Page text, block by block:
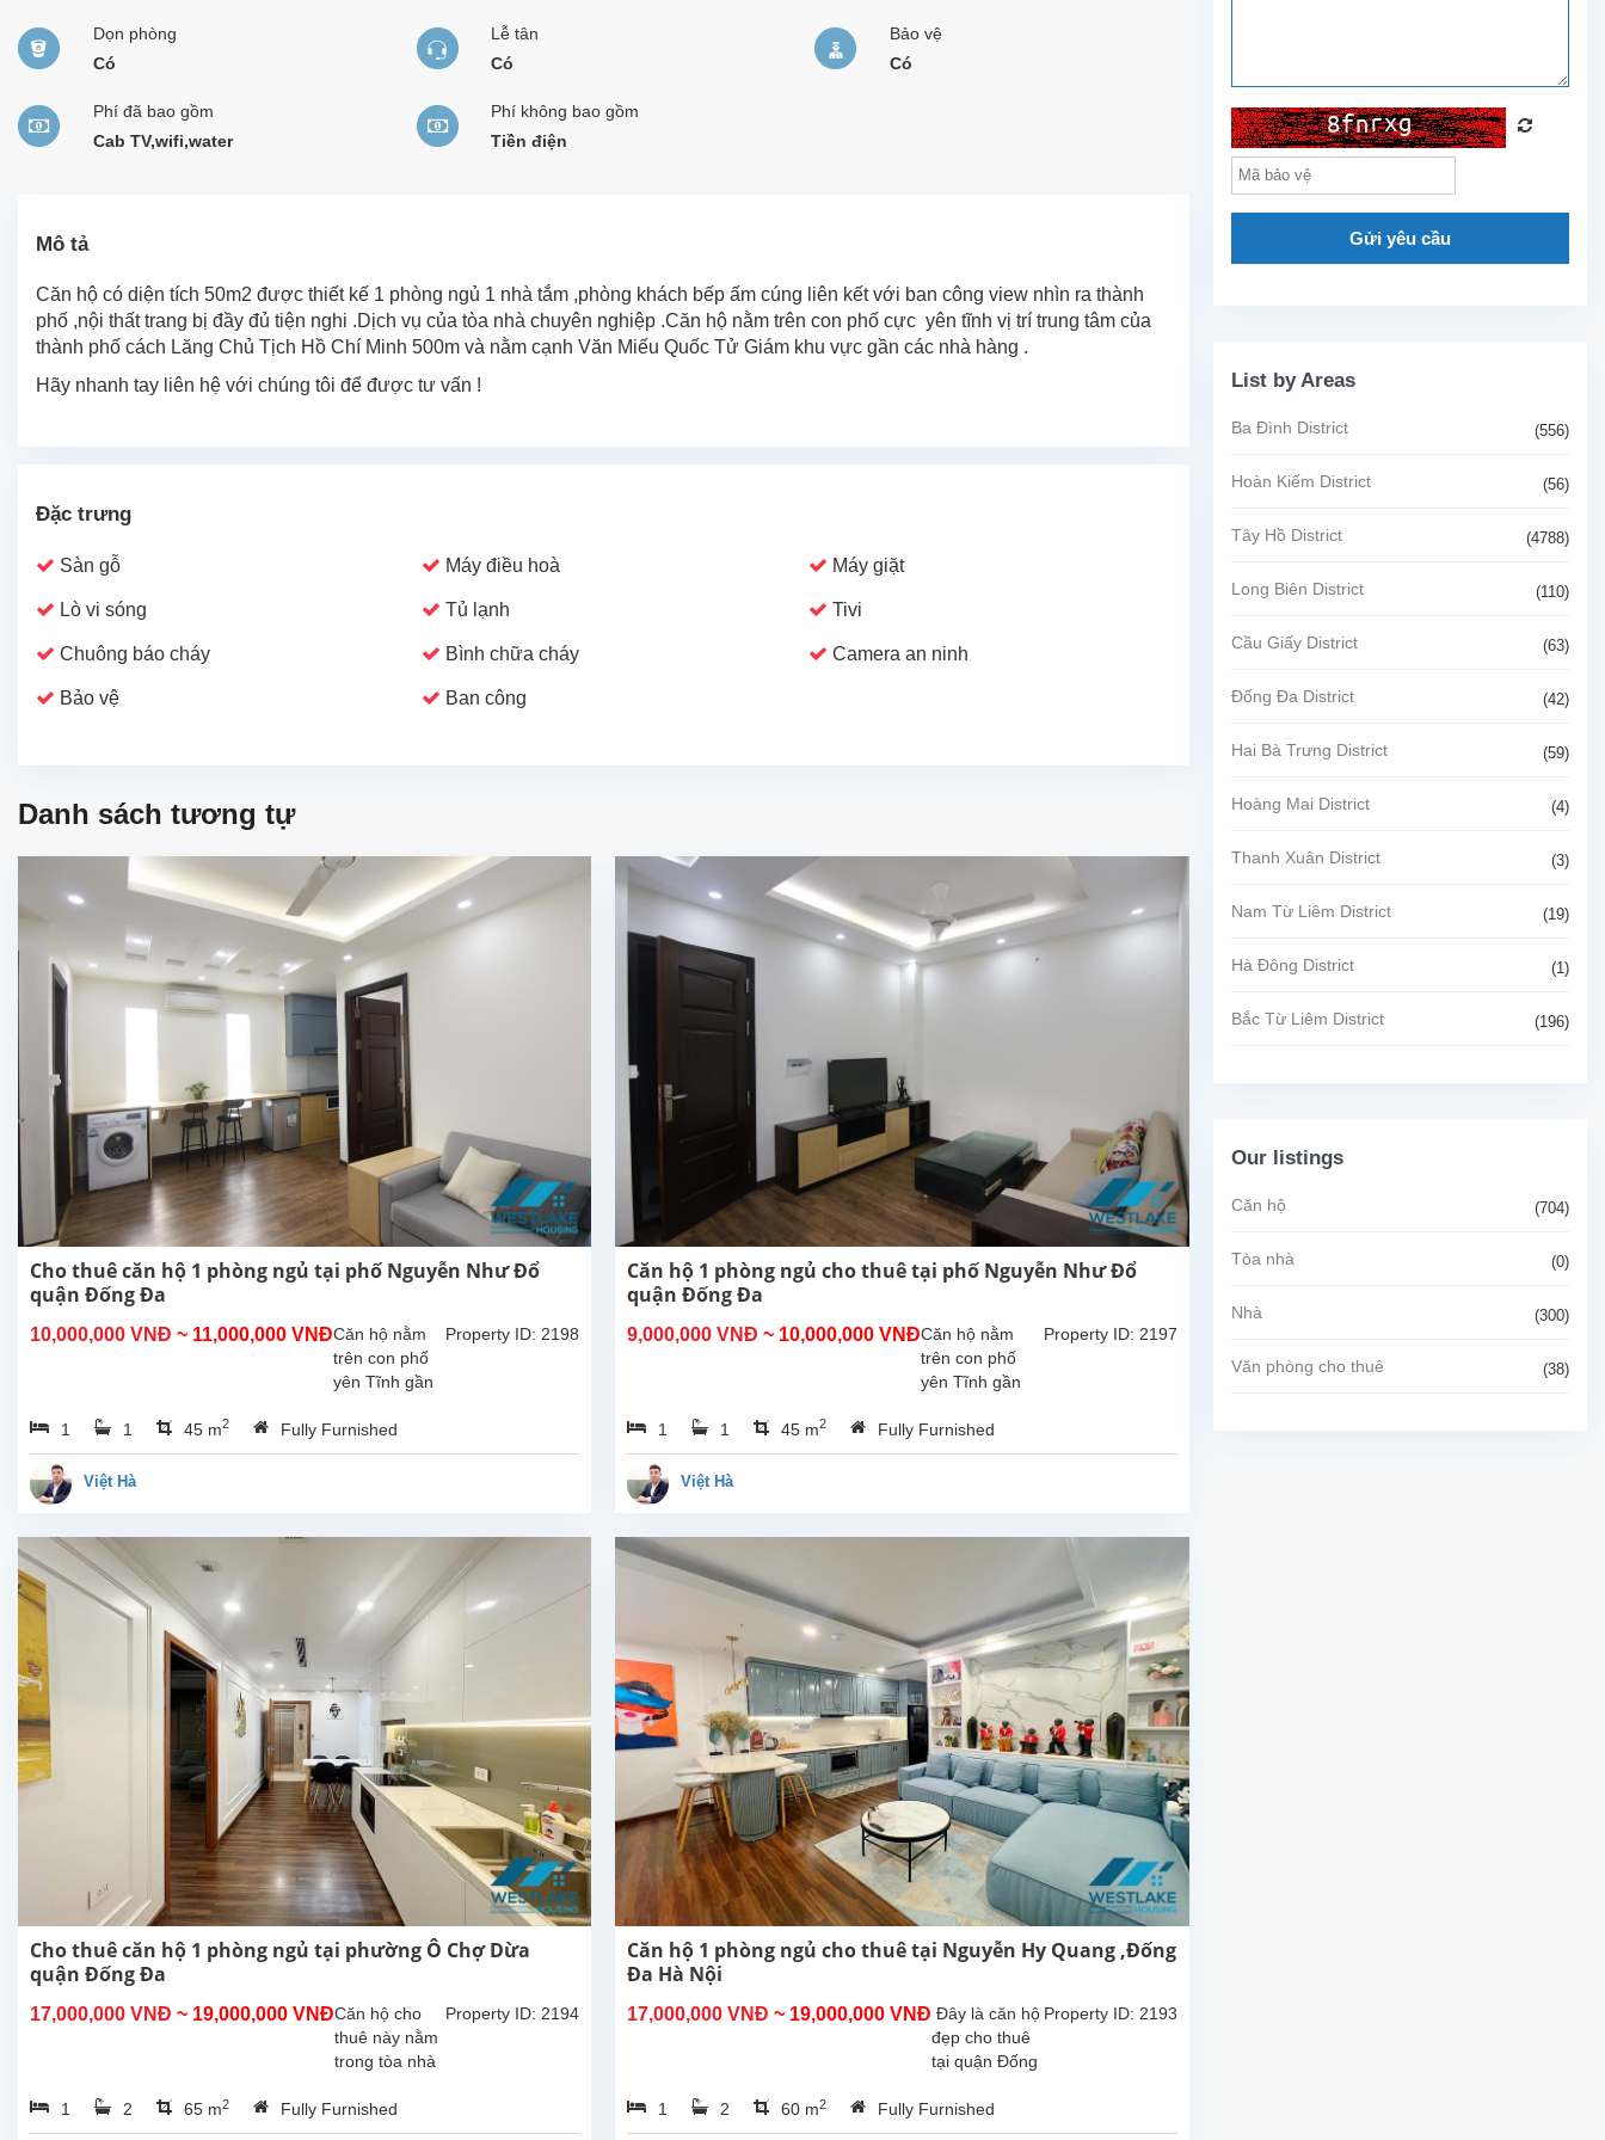
Dọn phòng
Có
Lễ tân
Có
Bảo vệ
Có
Phí đã bao gồm
Cab TV,wifi,water
Phí không bao gồm
Tiền điện
Mô tả
Căn hộ có diện tích 50m2 được thiết kế 1 phòng ngủ 1 nhà tắm ,phòng khách bếp ấm cúng liên kết với ban công view nhìn ra thành
phố ,nội thất trang bị đầy đủ tiện nghi .Dịch vụ của tòa nhà chuyên nghiệp .Căn hộ nằm trên con phố cực yên tĩnh vị trí trung tâm của
thành phố cách Lăng Chủ Tịch Hồ Chí Minh 500m và nằm cạnh Văn Miếu Quốc Tử Giám khu vực gần các nhà hàng .
Hãy nhanh tay liên hệ với chúng tôi để được tư vấn !
Đặc trưng
Sàn gỗ Máy điều hoà Máy giặt
Lò vi sóng Tủ lạnh Tivi
Chuông báo cháy Bình chữa cháy Camera an ninh
Bảo vệ Ban công
Danh sách tương tự
Cho thuê căn hộ 1 phòng ngủ tại phố Nguyễn Như Đổ
quận Đống Đa
10,000,000 VNĐ ~ 11,000,000 VNĐ Property ID: 2198
Căn hộ nằm
trên con phố
yên Tĩnh gần
ga Hà Nội
.Căn hộ có
1 1 45 m2 Fully Furnished
Việt Hà
Căn hộ 1 phòng ngủ cho thuê tại phố Nguyễn Như Đổ
quận Đống Đa
9,000,000 VNĐ ~ 10,000,000 VNĐ Property ID: 2197
Căn hộ nằm
trên con phố
yên Tĩnh gần
ga Hà Nội .Căn
hộ có diện tích
1 1 45 m2 Fully Furnished
Việt Hà
Cho thuê căn hộ 1 phòng ngủ tại phường Ô Chợ Dừa
quận Đống Đa
17,000,000 VNĐ ~ 19,000,000 VNĐ Property ID: 2194
Căn hộ cho
thuê này nằm
trong tòa nhà
mới hoàn
thiện .căn hộ
1 2 65 m2 Fully Furnished
Căn hộ 1 phòng ngủ cho thuê tại Nguyễn Hy Quang ,Đống
Đa Hà Nội
17,000,000 VNĐ ~ 19,000,000 VNĐ Property ID: 2193
Đây là căn hộ
đẹp cho thuê
tại quận Đống
tầng 6 với
thiết kế 1
1 2 60 m2 Fully Furnished
Gửi yêu cầu
List by Areas
Ba Đình District (556)
Hoàn Kiếm District (56)
Tây Hồ District (4788)
Long Biên District (110)
Cầu Giấy District (63)
Đống Đa District (42)
Hai Bà Trưng District (59)
Hoàng Mai District (4)
Thanh Xuân District (3)
Nam Từ Liêm District (19)
Hà Đông District (1)
Bắc Từ Liêm District (196)
Our listings
Căn hộ (704)
Tòa nhà (0)
Nhà (300)
Văn phòng cho thuê (38)